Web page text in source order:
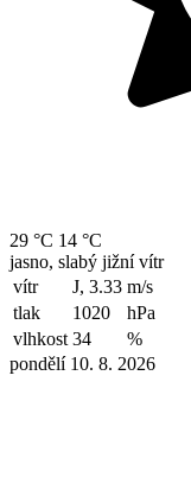
29 °C 14 °C
jasno, slabý jižní vítr
vítr
J, 3.33 m/s
tlak
1020
hPa
vlhkost 34
%
pondělí 10. 8. 2026